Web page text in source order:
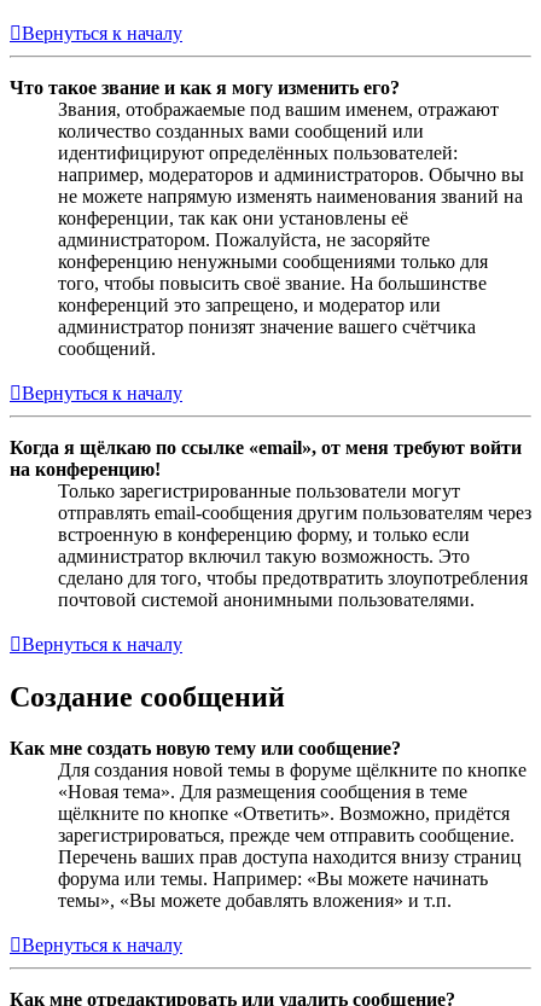
Вернуться к началу
Что такое звание и как я могу изменить его?
Звания, отображаемые под вашим именем, отражают
количество созданных вами сообщений или
идентифицируют определённых пользователей:
например, модераторов и администраторов. Обычно вы
не можете напрямую изменять наименования званий на
конференции, так как они установлены её
администратором. Пожалуйста, не засоряйте
конференцию ненужными сообщениями только для
того, чтобы повысить своё звание. На большинстве
конференций это запрещено, и модератор или
администратор понизят значение вашего счётчика
сообщений.
Вернуться к началу
Когда я щёлкаю по ссылке «email», от меня требуют войти
на конференцию!
Только зарегистрированные пользователи могут
отправлять email-сообщения другим пользователям через
встроенную в конференцию форму, и только если
администратор включил такую возможность. Это
сделано для того, чтобы предотвратить злоупотребления
почтовой системой анонимными пользователями.
Вернуться к началу
Создание сообщений
Как мне создать новую тему или сообщение?
Для создания новой темы в форуме щёлкните по кнопке
«Новая тема». Для размещения сообщения в теме
щёлкните по кнопке «Ответить». Возможно, придётся
зарегистрироваться, прежде чем отправить сообщение.
Перечень ваших прав доступа находится внизу страниц
форума или темы. Например: «Вы можете начинать
темы», «Вы можете добавлять вложения» и т.п.
Вернуться к началу
Как мне отредактировать или удалить сообщение?